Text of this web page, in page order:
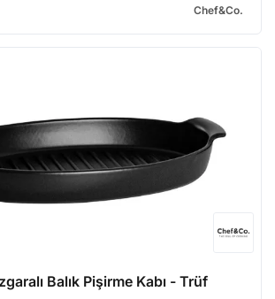
ve pasta tarifle…
Chef&Co.
Balık Pişirme Kabı - Trüf